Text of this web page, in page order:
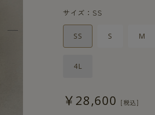
サイズ：SS
SS S M
4L
￥28,600